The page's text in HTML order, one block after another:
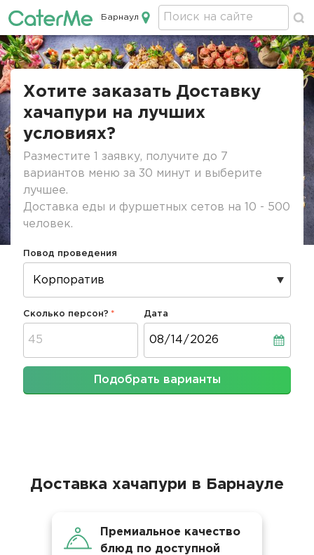
Кейтеринг в Барнауле
Барнаул
Строка
Хотите заказать Доставку
хачапури на лучших
условиях?
Разместите 1 заявку, получите до 7
вариантов меню за 30 минут и выберите
лучшее.
Доставка еды и фуршетных сетов на 10 - 500
человек.
Повод проведения
Сколько персон? Дата
Подобрать варианты
Доставка хачапури в Барнауле
Премиальное качество
блюд по доступной